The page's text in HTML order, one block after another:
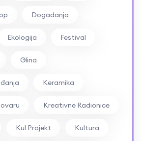
Događanja
Ekologija Festival
Glina
Keramika
Kreativne Radionice
Kul Projekt Kultura